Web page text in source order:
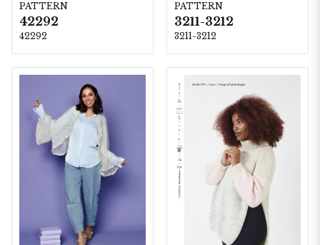
PATTERN
42292
42292
PATTERN
3211-3212
3211-3212